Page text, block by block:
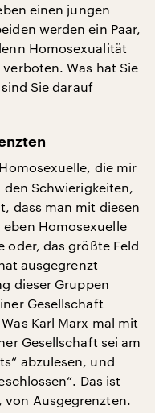
einen jungen
werden ein Paar,
Homosexualität
Was hat Sie
Sie darauf
die mir
Schwierigkeiten,
dass man mit diesen
Homosexuelle
oder, das größte Feld
ausgegrenzt
dieser Gruppen
Gesellschaft
Karl Marx mal mit
Gesellschaft sei am
abzulesen, und
Das ist
von Ausgegrenzten.